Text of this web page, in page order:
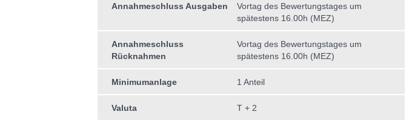
Annahmeschluss Ausgaben
Vortag des Bewertungstages um
spätestens 16.00h (MEZ)
Annahmeschluss
Rücknahmen
Vortag des Bewertungstages um
spätestens 16.00h (MEZ)
Minimumanlage 1 Anteil
Valuta T + 2